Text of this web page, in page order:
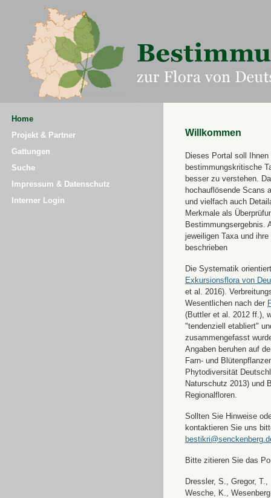
Home
Projekt & Partner
Gattungen
Suche
Impressum & Datenschutz
Interner Login
Willkommen
Dieses Portal soll Ihnen
bestimmungskritische
besser zu verstehen.
hochauflösende Scans
und vielfach auch
Merkmale als
Bestimmungsergebnis.
jeweiligen Taxa und
beschrieben
Die Systematik
Exkursionsflora von
et al. 2016).
Wesentlichen nach der
(Buttler et al. 2012 ff.),
"tendenziell etabliert"
zusammengefasst
Angaben beruhen auf
Farn- und
Phytodiversität
Naturschutz 2013) und
Regionalfloren.
Sollten Sie Hinweise
kontaktieren Sie uns
Bitte zitieren Sie das
Dressler, S., Gregor,
Wesche, K.,